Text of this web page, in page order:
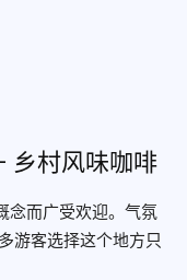
乡村风味咖啡
念而广受欢迎。气氛
游客选择这个地方只